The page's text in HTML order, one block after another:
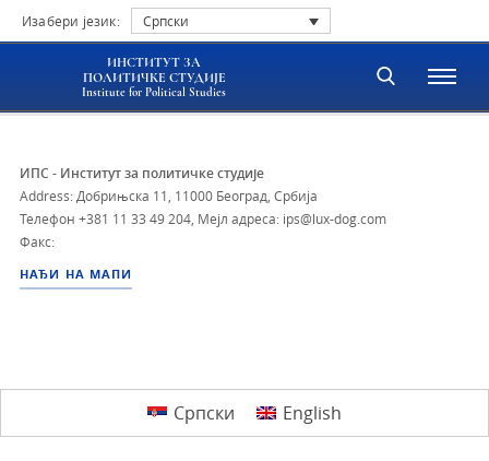
Изабери језик: Српски
ИНСТИТУТ ЗА
ПОЛИТИЧКЕ СТУДИЈЕ
Institute for Political Studies
ИПС - Институт за политичке студије
Address: Добрињска 11, 11000 Београд, Србија
Телефон +381 11 33 49 204 Мејл адреса: ips@lux-dog.com
Факс:
НАЂИ НА МАПИ
Српски English